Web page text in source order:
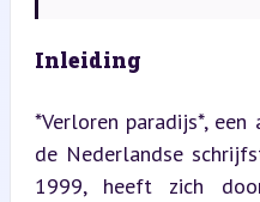
Inleiding
*Verloren paradijs*, een
de Nederlandse
1999, heeft zich